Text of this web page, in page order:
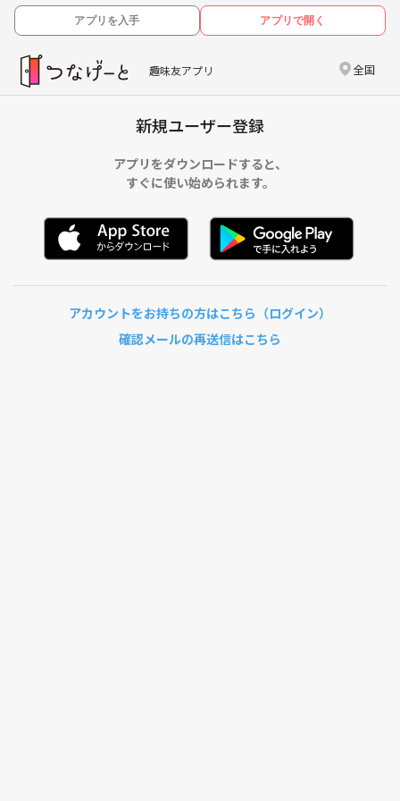
アプリを入手 アプリで開く
趣味友アプリ 全国
新規ユーザー登録
アプリをダウンロードすると、
すぐに使い始められます。
アカウントをお持ちの方はこちら（ログイン）
確認メールの再送信はこちら